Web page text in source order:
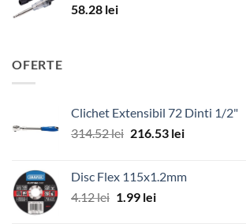
58.28 lei
OFERTE
Clichet Extensibil 72 Dinti 1/2"
314.52lei Prețul
fost:
314.52 lei.
216.53 leiPrețul
216.53 lei.
Disc Flex 115x1.2mm
4.12lei Prețul
1.99 leiPrețul